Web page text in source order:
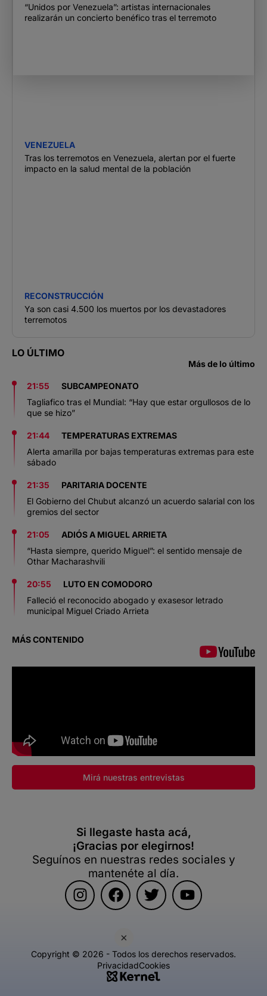
×
“Unidos por Venezuela”: artistas internacionales
realizarán un concierto benéfico tras el terremoto
VENEZUELA
Tras los terremotos en Venezuela, alertan por el fuerte
impacto en la salud mental de la población
RECONSTRUCCIÓN
Ya son casi 4.500 los muertos por los devastadores
terremotos
LO ÚLTIMO
Más de lo último
21:55
SUBCAMPEONATO
Tagliafico tras el Mundial: “Hay que estar orgullosos de lo
que se hizo”
21:44
TEMPERATURAS EXTREMAS
Alerta amarilla por bajas temperaturas extremas para este
sábado
21:35
PARITARIA DOCENTE
El Gobierno del Chubut alcanzó un acuerdo salarial con los
gremios del sector
21:05
ADIÓS A MIGUEL ARRIETA
“Hasta siempre, querido Miguel”: el sentido mensaje de
Othar Macharashvili
20:55
LUTO EN COMODORO
Falleció el reconocido abogado y exasesor letrado
municipal Miguel Criado Arrieta
MÁS CONTENIDO
Mirá nuestras entrevistas
Si llegaste hasta acá,
¡Gracias por elegirnos!
Seguínos en nuestras redes sociales y
mantenéte al día.
Copyright © 2026 - Todos los derechos reservados.
PrivacidadCookies